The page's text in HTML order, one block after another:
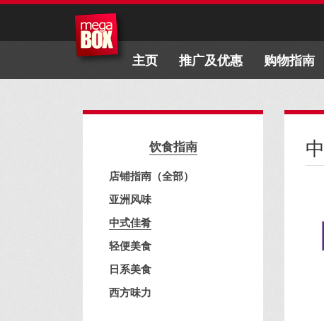
主页 推广及优惠 购物指南
饮食指南
店铺指南（全部）
亚洲风味
中式佳肴
轻便美食
日系美食
西方味力